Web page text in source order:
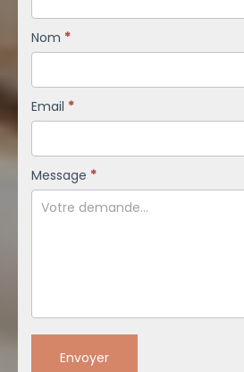
Nom *
Email *
Message *
Envoyer